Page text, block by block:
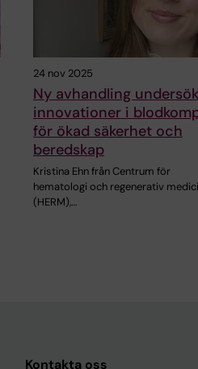
24 nov 2025
Ny avhandling
innovationer i
för ökad säkerhet och
beredskap
Kristina Ehn från Centrum för
hematologi och regenerativ
(HERM),…
Kontakta oss